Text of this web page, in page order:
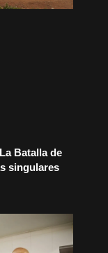
Batalla de
singulares